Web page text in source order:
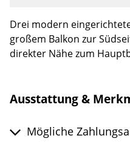
Drei modern
großem Balkon zur
direkter Nähe zum
Ausstattung &
Mögliche